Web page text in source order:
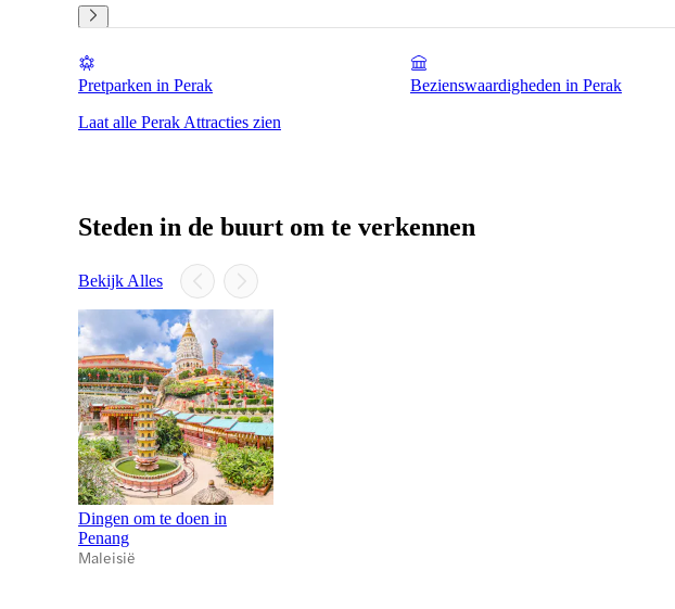
Pretparken in Perak Bezienswaardigheden in Perak
Laat alle Perak Attracties zien
Steden in de buurt om te verkennen
Bekijk Alles
Dingen om te doen in
Penang
Maleisië